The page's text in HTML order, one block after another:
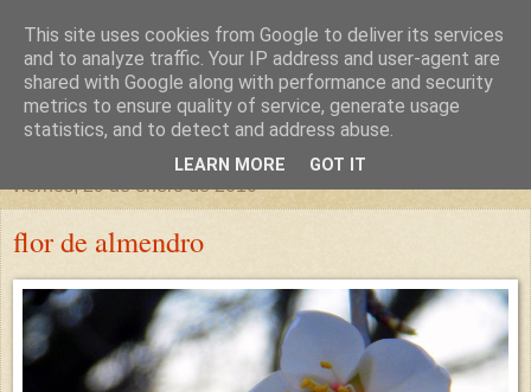
un sitio diferente
una casa para crecer, un castillo para soñar
viernes, 29 de enero de 2010
flor de almendro
This site uses cookies from Google to deliver its services
and to analyze traffic. Your IP address and user-agent are
shared with Google along with performance and security
metrics to ensure quality of service, generate usage
statistics, and to detect and address abuse.
LEARN MORE GOT IT